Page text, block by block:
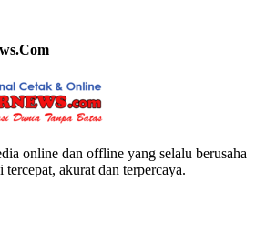
online dan offline yang selalu berusaha
akurat dan terpercaya.